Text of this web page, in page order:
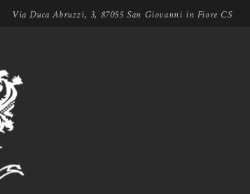
Via Duca Abruzzi, 3, 87055 San Giovanni in Fiore CS